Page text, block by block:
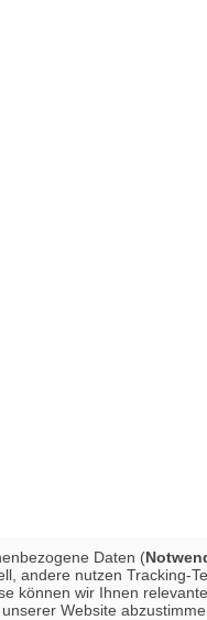
Daten (
andere nutzen Tracking-
können wir Ihnen
Website